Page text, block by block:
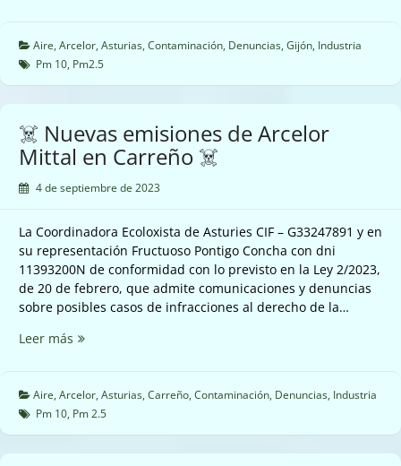
queda
que
llueva
la
disparada
que
respira
en
gran
parte
de
☠️
Aire, Arcelor, Asturias, Contaminación, Denuncias, Gijón, Industria
Pm 10, Pm2.5
☠️ Nuevas emisiones de Arcelor
Mittal en Carreño ☠️
4 de septiembre de 2023
La Coordinadora Ecoloxista de Asturies CIF – G33247891 y en
su representación Fructuoso Pontigo Concha con dni
11393200N de conformidad con lo previsto en la Ley 2/2023,
de 20 de febrero, que admite comunicaciones y denuncias
sobre posibles casos de infracciones al derecho de la…
Leer más ☠️
de
Arcelor
Mittal
Aire, Arcelor, Asturias, Carreño, Contaminación, Denuncias, Industria
Pm 10, Pm 2.5